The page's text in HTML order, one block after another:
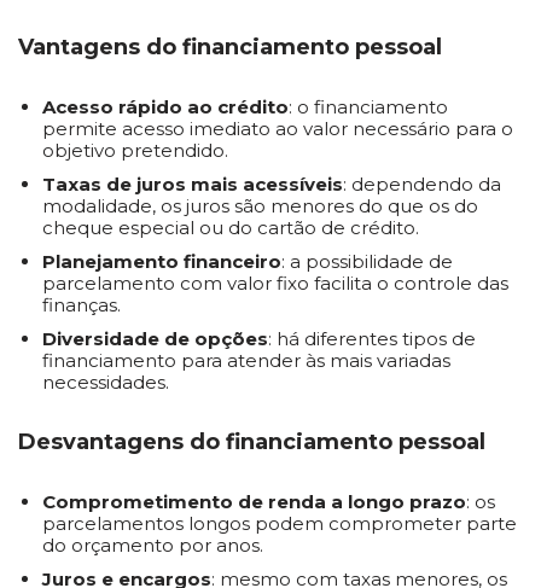
Vantagens do financiamento pessoal
Acesso rápido ao crédito: o financiamento
permite acesso imediato ao valor necessário para o
objetivo pretendido.
Taxas de juros mais acessíveis: dependendo da
modalidade, os juros são menores do que os do
cheque especial ou do cartão de crédito.
Planejamento financeiro: a possibilidade de
parcelamento com valor fixo facilita o controle das
finanças.
Diversidade de opções: há diferentes tipos de
financiamento para atender às mais variadas
necessidades.
Desvantagens do financiamento pessoal
Comprometimento de renda a longo prazo: os
parcelamentos longos podem comprometer parte
do orçamento por anos.
Juros e encargos: mesmo com taxas menores, os